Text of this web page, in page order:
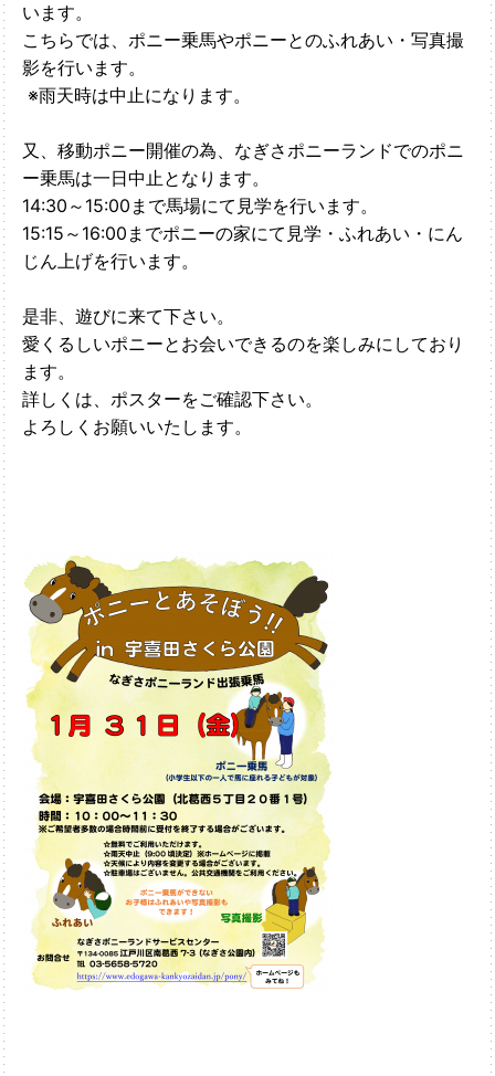
います。
こちらでは、ポニー乗馬やポニーとのふれあい・写真撮
影を行います。
※雨天時は中止になります。
又、移動ポニー開催の為、なぎさポニーランドでのポニ
ー乗馬は一日中止となります。
14:30～15:00まで馬場にて見学を行います。
15:15～16:00までポニーの家にて見学・ふれあい・にん
じん上げを行います。
是非、遊びに来て下さい。
愛くるしいポニーとお会いできるのを楽しみにしており
ます。
詳しくは、ポスターをご確認下さい。
よろしくお願いいたします。